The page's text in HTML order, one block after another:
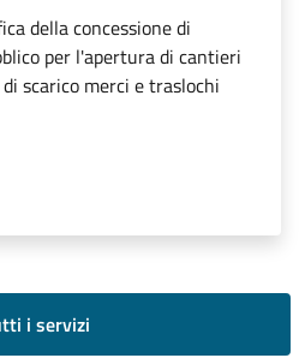
della concessione di
per l'apertura di cantieri
scarico merci e traslochi
i servizi